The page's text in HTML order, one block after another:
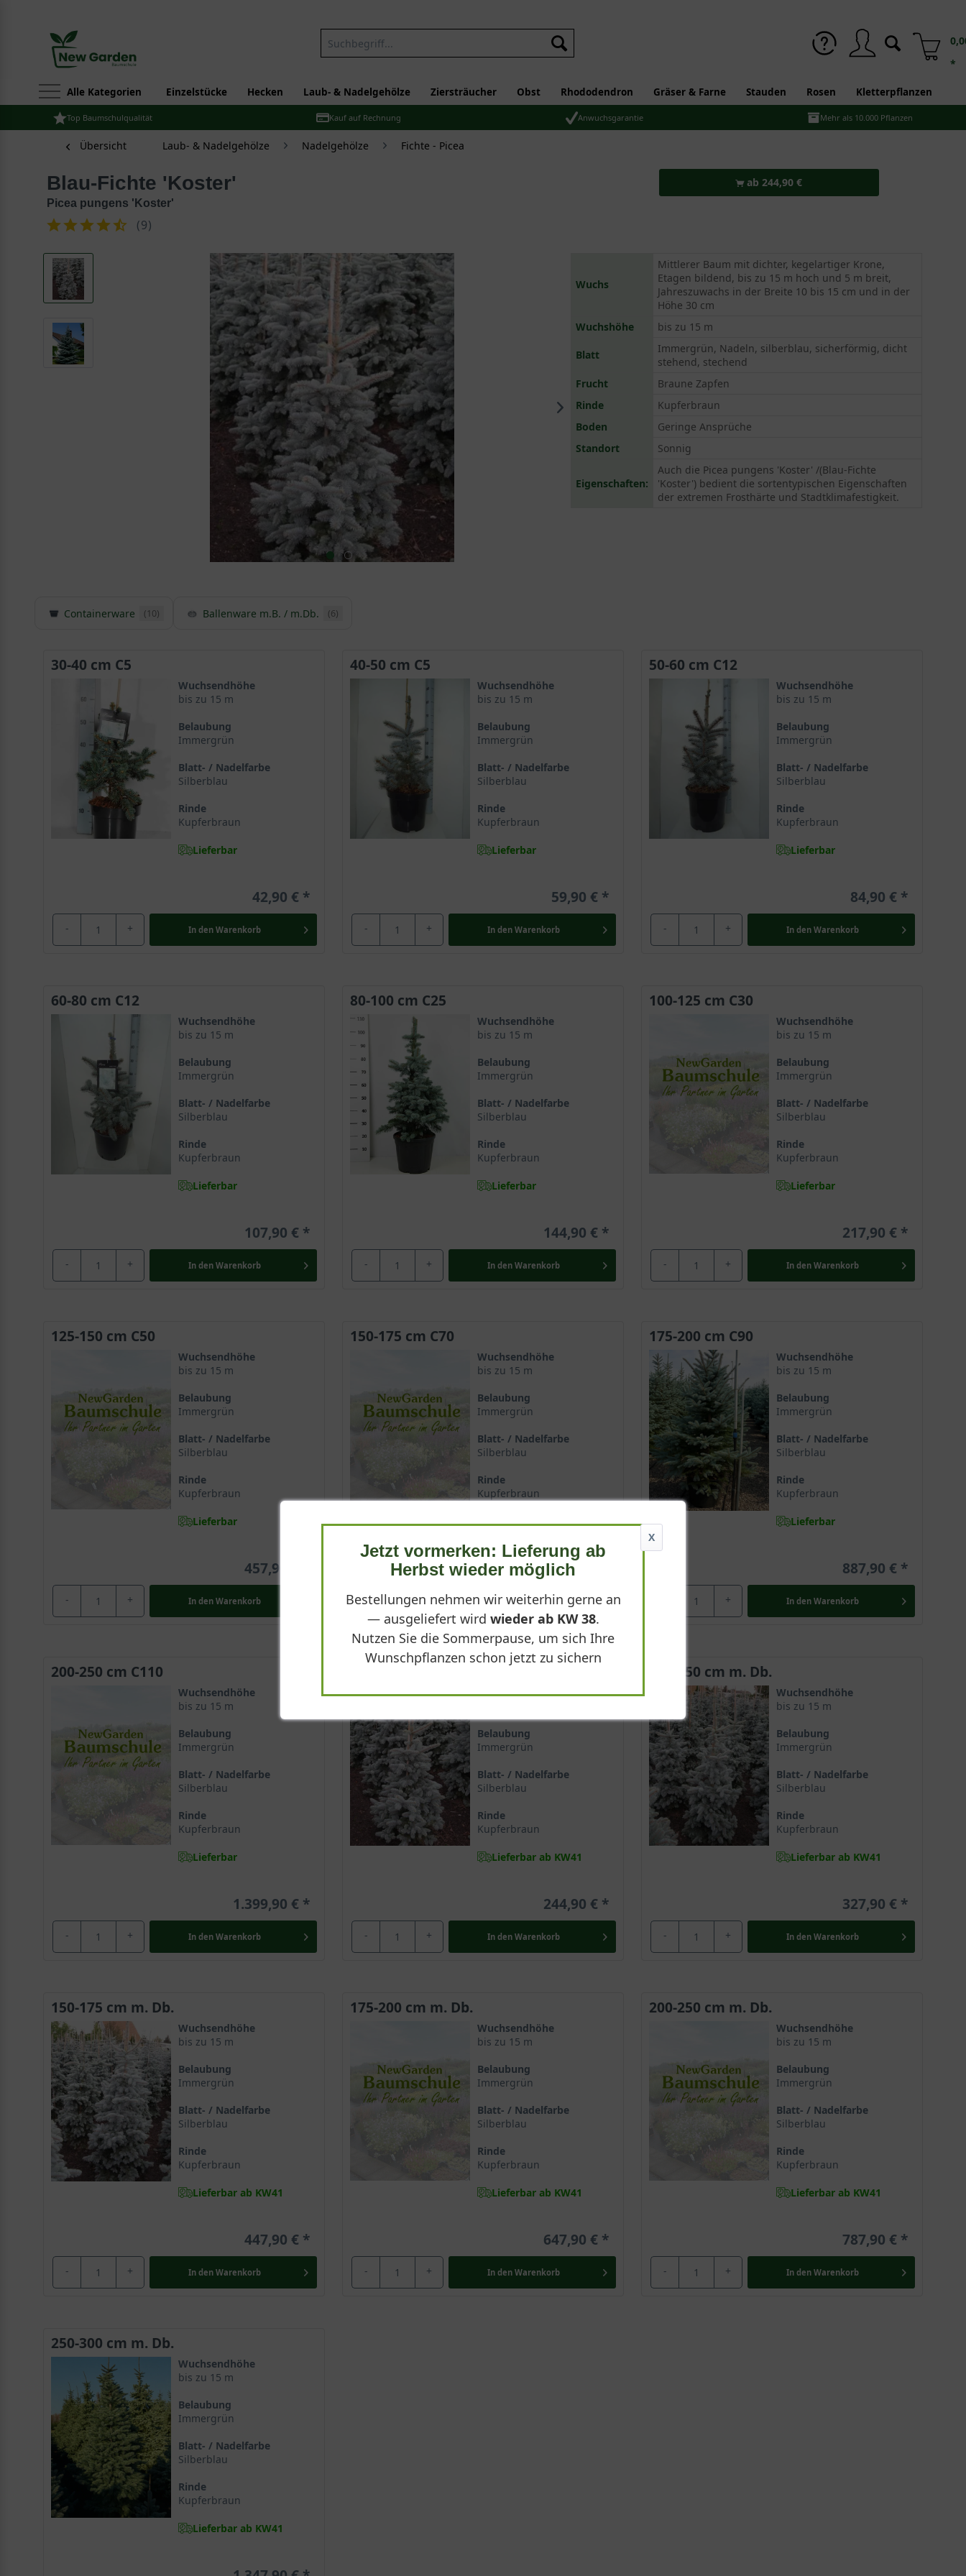
*
Alle Kategorien Einzelstücke Hecken Laub- & Nadelgehölze Ziersträucher Obst Rhododendron Gräser & Farne Stauden Rosen Kletterpflanzen
Top Baumschulqualität Kauf auf Rechnung Anwuchsgarantie Mehr als 10.000 Pflanzen
Übersicht Laub- & Nadelgehölze Nadelgehölze Fichte - Picea
Blau-Fichte 'Koster'
Picea pungens 'Koster'
(9)
ab 244,90 €
Wuchs
Mittlerer Baum mit dichter, kegelartiger Krone,
Etagen bildend, bis zu 15 m hoch und 5 m breit,
Jahreszuwachs in der Breite 10 bis 15 cm und in der
Höhe 30 cm
Wuchshöhe
bis zu 15 m
Blatt
Immergrün, Nadeln, silberblau, sicherförmig, dicht
stehend, stechend
Frucht
Braune Zapfen
Rinde
Kupferbraun
Boden
Geringe Ansprüche
Standort
Sonnig
Eigenschaften:
Auch die Picea pungens 'Koster' /(Blau-Fichte
'Koster') bedient die sortentypischen Eigenschaften
der extremen Frosthärte und Stadtklimafestigkeit.
Containerware (10) Ballenware m.B. / m.Db. (6)
30-40 cm C5
Wuchsendhöhe
bis zu 15 m
Belaubung
Immergrün
Blatt- / Nadelfarbe
Silberblau
Rinde
Kupferbraun
Lieferbar
42,90 €
- + In den Warenkorb
40-50 cm C5
Wuchsendhöhe
bis zu 15 m
Belaubung
Immergrün
Blatt- / Nadelfarbe
Silberblau
Rinde
Kupferbraun
Lieferbar
59,90 €
- + In den Warenkorb
50-60 cm C12
Wuchsendhöhe
bis zu 15 m
Belaubung
Immergrün
Blatt- / Nadelfarbe
Silberblau
Rinde
Kupferbraun
Lieferbar
84,90 €
- + In den Warenkorb
60-80 cm C12
Wuchsendhöhe
bis zu 15 m
Belaubung
Immergrün
Blatt- / Nadelfarbe
Silberblau
Rinde
Kupferbraun
Lieferbar
107,90 €
- + In den Warenkorb
80-100 cm C25
Wuchsendhöhe
bis zu 15 m
Belaubung
Immergrün
Blatt- / Nadelfarbe
Silberblau
Rinde
Kupferbraun
Lieferbar
144,90 €
- + In den Warenkorb
100-125 cm C30
Wuchsendhöhe
bis zu 15 m
Belaubung
Immergrün
Blatt- / Nadelfarbe
Silberblau
Rinde
Kupferbraun
Lieferbar
217,90 €
- + In den Warenkorb
125-150 cm C50
Wuchsendhöhe
bis zu 15 m
Belaubung
Immergrün
Blatt- / Nadelfarbe
Silberblau
Rinde
Kupferbraun
Lieferbar
457,90 €
- + In den Warenkorb
150-175 cm C70
Wuchsendhöhe
bis zu 15 m
Belaubung
Immergrün
Blatt- / Nadelfarbe
Silberblau
Rinde
Kupferbraun
Lieferbar
622,90 €
- + In den Warenkorb
175-200 cm C90
Wuchsendhöhe
bis zu 15 m
Belaubung
Immergrün
Blatt- / Nadelfarbe
Silberblau
Rinde
Kupferbraun
Lieferbar
887,90 €
+ In den Warenkorb
200-250 cm C110
Wuchsendhöhe
bis zu 15 m
Belaubung
Immergrün
Blatt- / Nadelfarbe
Silberblau
Rinde
Kupferbraun
Lieferbar
1.399,90 €
- + In den Warenkorb
100-125 cm m. B.
Wuchsendhöhe
Belaubung
Immergrün
Blatt- / Nadelfarbe
Silberblau
Rinde
Kupferbraun
Lieferbar ab KW41
244,90 €
- + In den Warenkorb
125-150 cm m. Db.
Wuchsendhöhe
bis zu 15 m
Belaubung
Immergrün
Blatt- / Nadelfarbe
Silberblau
Rinde
Kupferbraun
Lieferbar ab KW41
327,90 €
- + In den Warenkorb
150-175 cm m. Db.
Wuchsendhöhe
bis zu 15 m
Belaubung
Immergrün
Blatt- / Nadelfarbe
Silberblau
Rinde
Kupferbraun
Lieferbar ab KW41
447,90 €
- + In den Warenkorb
175-200 cm m. Db.
Wuchsendhöhe
bis zu 15 m
Belaubung
Immergrün
Blatt- / Nadelfarbe
Silberblau
Rinde
Kupferbraun
Lieferbar ab KW41
647,90 €
- + In den Warenkorb
200-250 cm m. Db.
Wuchsendhöhe
bis zu 15 m
Belaubung
Immergrün
Blatt- / Nadelfarbe
Silberblau
Rinde
Kupferbraun
Lieferbar ab KW41
787,90 €
- + In den Warenkorb
250-300 cm m. Db.
Wuchsendhöhe
bis zu 15 m
Belaubung
Immergrün
Blatt- / Nadelfarbe
Silberblau
Rinde
Kupferbraun
Lieferbar ab KW41
X
Jetzt vormerken: Lieferung ab
Herbst wieder möglich
Bestellungen nehmen wir weiterhin gerne an
— ausgeliefert wird wieder ab KW 38.
Nutzen Sie die Sommerpause, um sich Ihre
Wunschpflanzen schon jetzt zu sichern